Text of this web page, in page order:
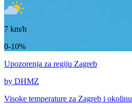
7 km/h
0-10%
Upozorenja za regiju Zagreb
by DHMZ
Visoke temperature za Zagreb i okolinu